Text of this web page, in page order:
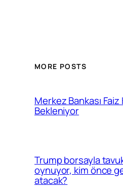
MORE POSTS
Merkez Bankası Faiz
Bekleniyor
Trump borsayla
oynuyor, kim önce
atacak?